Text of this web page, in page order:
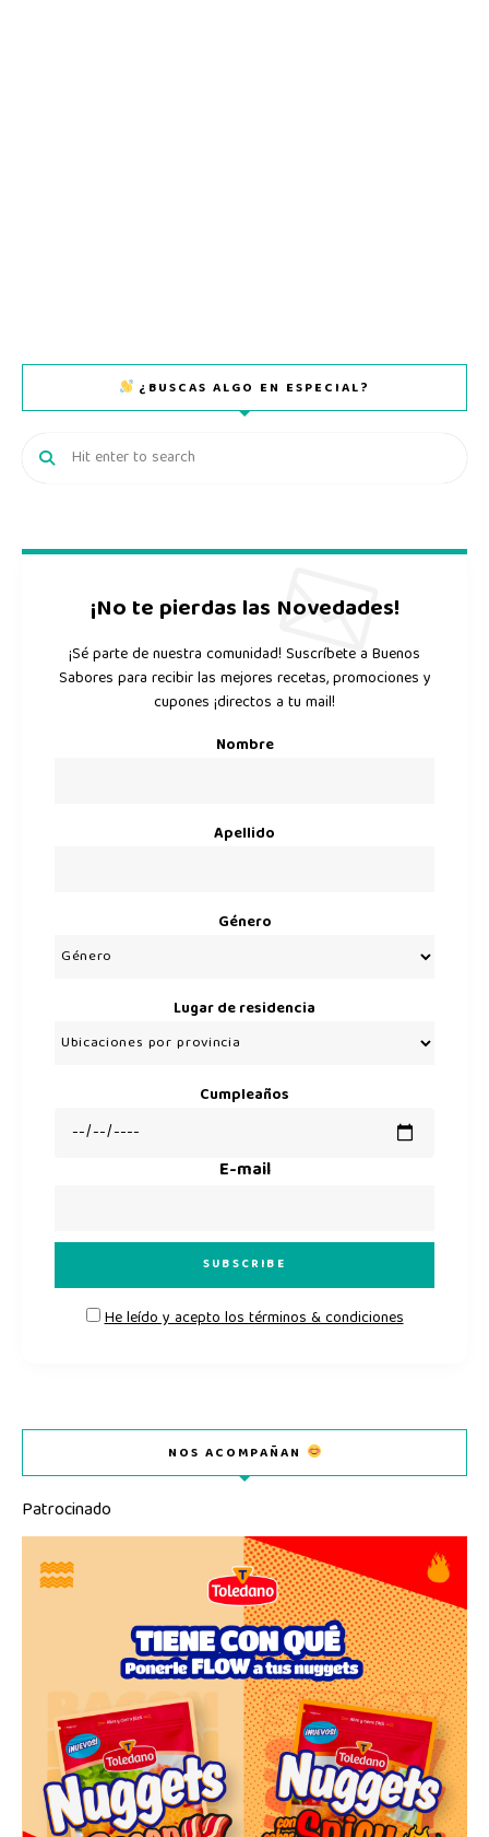
¿BUSCAS ALGO EN ESPECIAL?
¡No te pierdas las Novedades!
¡Sé parte de nuestra comunidad! Suscríbete a Buenos
Sabores para recibir las mejores recetas, promociones y
cupones ¡directos a tu mail!
Nombre
Apellido
Género
Lugar de residencia
Cumpleaños
E-mail
He leído y acepto los términos & condiciones
NOS ACOMPAÑAN
Patrocinado